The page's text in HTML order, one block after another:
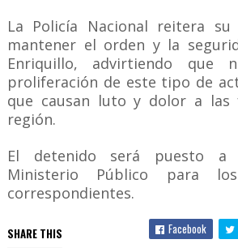
La Policía Nacional reitera
mantener el orden y la
Enriquillo, advirtiendo que
proliferación de este tipo de
que causan luto y dolor a las
región.
El detenido será puesto a
Ministerio Público para
correspondientes.
SHARE THIS Facebook